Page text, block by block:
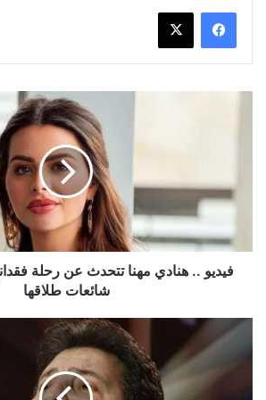
وزنها
وترد
طلاقها
فيديو .. هنادي مهنا تتحدث عن رحلة
شائعات طلاقها
نقابة
الموسيقيين